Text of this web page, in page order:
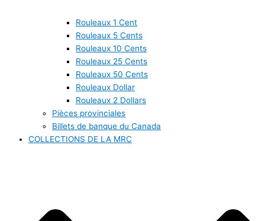
Rouleaux 1 Cent
Rouleaux 5 Cents
Rouleaux 10 Cents
Rouleaux 25 Cents
Rouleaux 50 Cents
Rouleaux Dollar
Rouleaux 2 Dollars
Pièces provinciales
Billets de banque du Canada
COLLECTIONS DE LA MRC